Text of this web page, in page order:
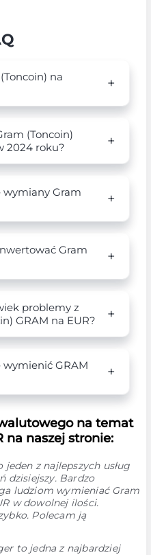
na
(Toncoin)
2024 roku?
wymiany Gram
Gram
problemy z
GRAM na EUR?
GRAM
na temat
na naszej stronie:
jeden z najlepszych usług
dzisiejszy. Bardzo
ludziom wymieniać Gram
w dowolnej ilości.
Polecam ją
to jedna z najbardziej